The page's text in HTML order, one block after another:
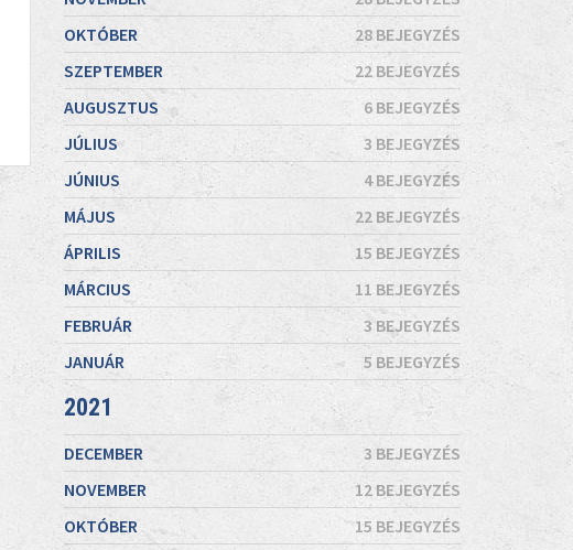
OKTÓBER
28 BEJEGYZÉS
SZEPTEMBER
22 BEJEGYZÉS
AUGUSZTUS
6 BEJEGYZÉS
JÚLIUS
3 BEJEGYZÉS
JÚNIUS
4 BEJEGYZÉS
MÁJUS
22 BEJEGYZÉS
ÁPRILIS
15 BEJEGYZÉS
MÁRCIUS
11 BEJEGYZÉS
FEBRUÁR
3 BEJEGYZÉS
JANUÁR
5 BEJEGYZÉS
2021
DECEMBER
3 BEJEGYZÉS
NOVEMBER
12 BEJEGYZÉS
OKTÓBER
15 BEJEGYZÉS